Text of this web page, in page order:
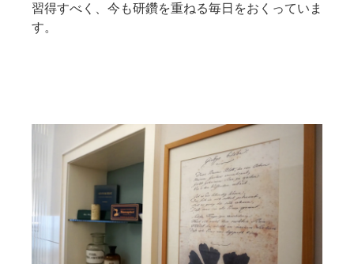
習得すべく、今も研鑽を重ねる毎日をおくっていま
す。